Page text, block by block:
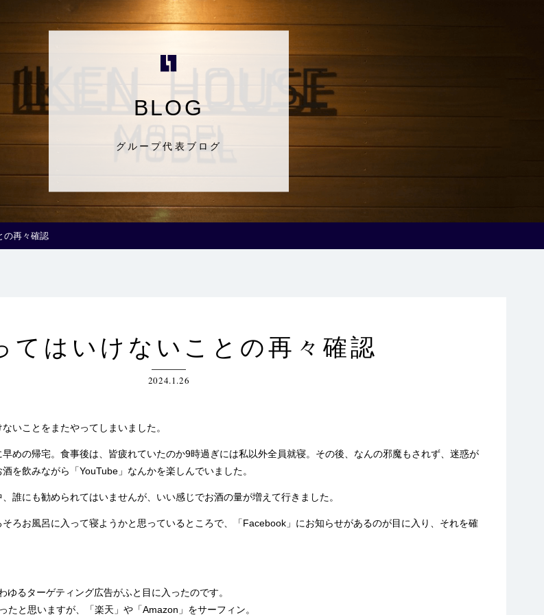
BLOG
グループ代表ブログ
の再々確認
てはいけないことの再々確認
2024.1.26
いことをまたやってしまいました。
めの帰宅。食事後は、皆疲れていたのか9時過ぎには私以外全員就寝。その後、なんの邪魔もされず、迷惑が
を飲みながら「YouTube」なんかを楽しんでいました。
誰にも勧められてはいませんが、いい感じでお酒の量が増えて行きました。
ろお風呂に入って寝ようかと思っているところで、「Facebook」にお知らせがあるのが目に入り、それを確
るターゲティング広告がふと目に入ったのです。
と思いますが、「楽天」や「Amazon」をサーフィン。